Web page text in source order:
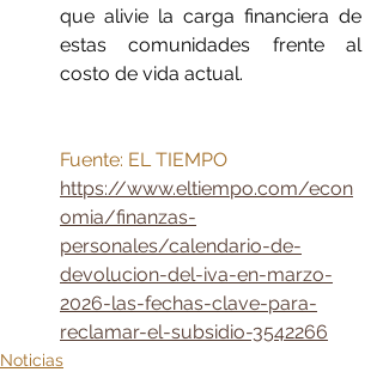
que alivie la carga financiera de
estas comunidades frente al
costo de vida actual.
Fuente: EL TIEMPO
https://www.eltiempo.com/econ
omia/finanzas-
personales/calendario-de-
devolucion-del-iva-en-marzo-
2026-las-fechas-clave-para-
reclamar-el-subsidio-3542266
Noticias